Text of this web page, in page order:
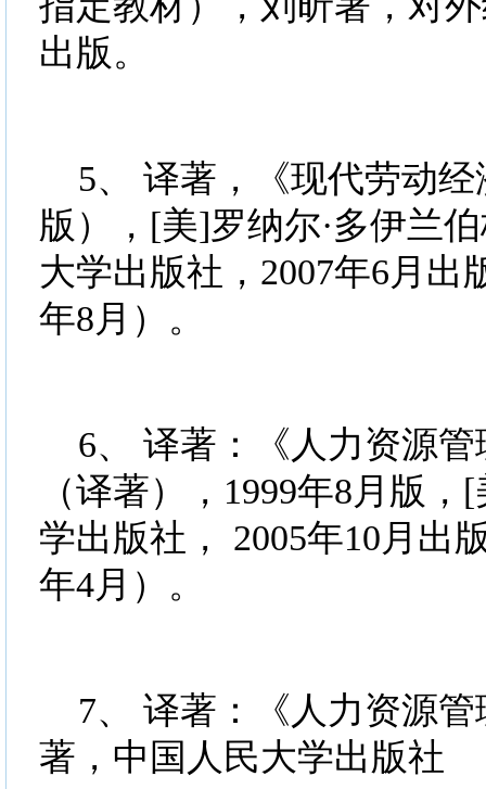
出版。
5、 译著，《现代劳动经
版），[美]罗纳尔·多伊兰
大学出版社，2007年6月出
年8月）。
6、 译著：《人力资源管
（译著），1999年8月版
学出版社， 2005年10月出
年4月）。
7、 译著：《人力资源管
著，中国人民大学出版社